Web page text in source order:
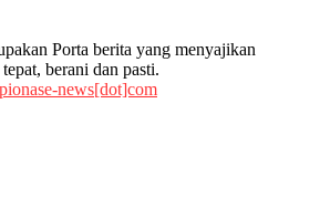
Porta berita yang menyajikan
berani dan pasti.
news[dot]com